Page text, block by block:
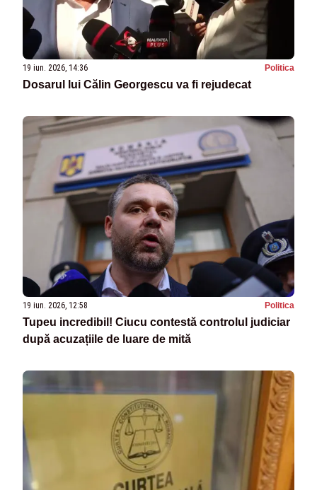
19 iun. 2026, 14:36 Politica
Dosarul lui Călin Georgescu va fi rejudecat
19 iun. 2026, 12:58 Politica
Tupeu incredibil! Ciucu contestă controlul judiciar
după acuzațiile de luare de mită